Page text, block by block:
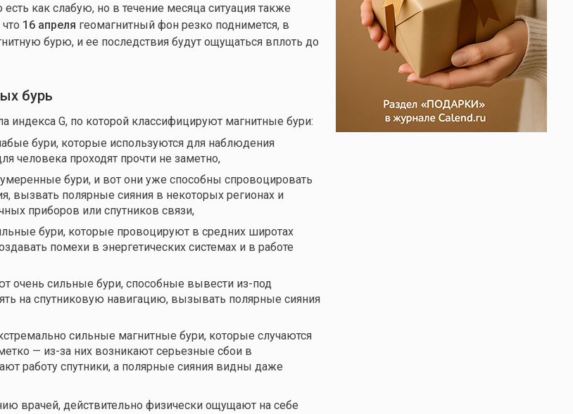
как слабую, но в течение месяца ситуация также
16 апреля геомагнитный фон резко поднимется, в
бурю, и ее последствия будут ощущаться вплоть до
бурь
индекса G, по которой классифицируют магнитные бури:
бури, которые используются для наблюдения
человека проходят прочти не заметно,
бури, и вот они уже способны спровоцировать
вызвать полярные сияния в некоторых регионах и
приборов или спутников связи,
бури, которые провоцируют в средних широтах
помехи в энергетических системах и в работе
очень сильные бури, способные вывести из-под
на спутниковую навигацию, вызывать полярные сияния
сильные магнитные бури, которые случаются
— из-за них возникают серьезные сбои в
работу спутники, а полярные сияния видны даже
врачей, действительно физически ощущают на себе